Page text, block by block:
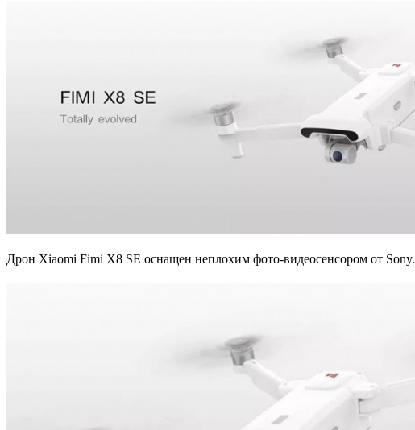
Дрон Xiaomi Fimi X8 SE оснащен неплохим фото-видеосенсором от Sony.